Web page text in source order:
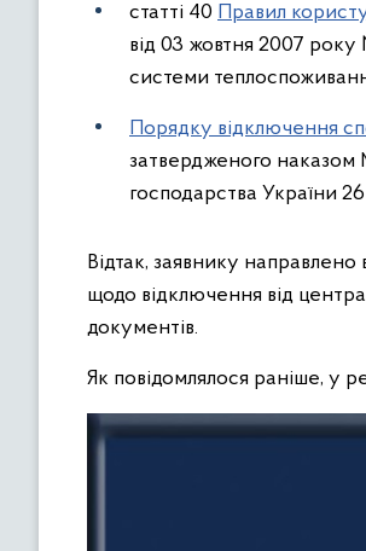
статті 40 Правил
від 03 жовтня 2007 року
системи
Порядку відключення
затвердженого наказом
господарства України
Відтак, заявнику
щодо відключення від
документів.
Як повідомлялося раніше, у